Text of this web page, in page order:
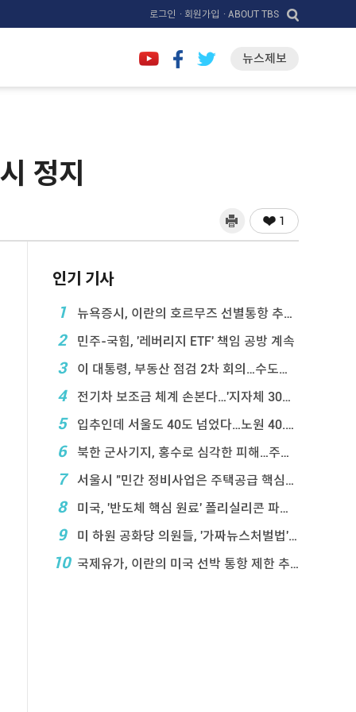
로그인 · 회원가입 · ABOUT TBS
뉴스제보
정지
1
인기 기사
1
뉴욕증시, 이란의 호르무즈 선별통항 추진에 하락
2 민주-국힘, '레버리지 ETF' 책임 공방 계속
3 이 대통령, 부동산 점검 2차 회의…수도권 공급대책 ...
4 전기차 보조금 체계 손본다…'지자체 30％ 매칭' ...
5 입추인데 서울도 40도 넘었다…노원 40.2도 기록
6 북한 군사기지, 홍수로 심각한 피해…주택 수백채 파괴
7 서울시 "민간 정비사업은 주택공급 핵심&q ...
8 미국, '반도체 핵심 원료' 폴리실리콘 파생상품에 ...
9 미 하원 공화당 의원들, '가짜뉴스처벌법' 항의 서한
10 국제유가, 이란의 미국 선박 통항 제한 추진에 상승